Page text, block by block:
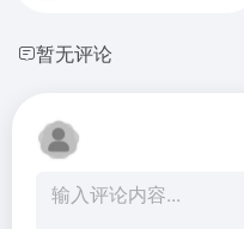
暂无评论